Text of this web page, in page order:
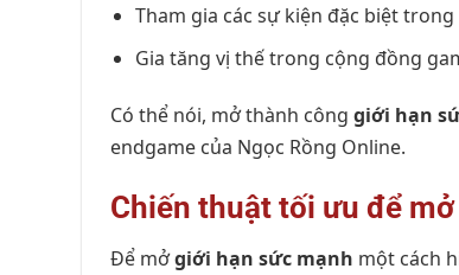
Tham gia các sự kiện đặc biệt
Gia tăng vị thế trong cộng đồng
Có thể nói, mở thành công giới hạn
endgame của Ngọc Rồng Online.
Chiến thuật tối ưu để
Để mởgiới hạn sức mạnh một cách